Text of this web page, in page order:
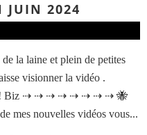
JUIN 2024
la laine et plein de petites
visionner la vidéo .
! Biz ⇢ ⇢ ⇢ ⇢ ⇢ ⇢ ⇢ ⇢ 🐝
mes nouvelles vidéos vous...